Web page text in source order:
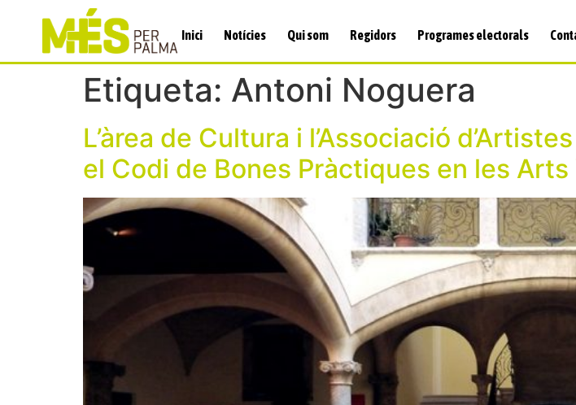
Inici Notícies Qui som Regidors Programes electorals
Etiqueta: Antoni Noguera
L’àrea de Cultura i l’Associació
el Codi de Bones Pràctiques en les Arts